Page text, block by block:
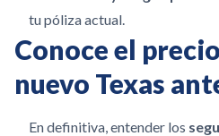
tu póliza actual.
Conoce el
nuevo Texas
En definitiva, entender los